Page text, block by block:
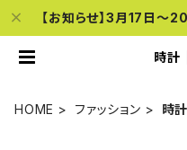
【お知らせ】3月17日〜
時
HOME ファッション 時計